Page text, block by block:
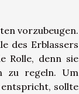
vorzubeugen.
des Erblassers
Rolle, denn sie
zu regeln. Um
sollte